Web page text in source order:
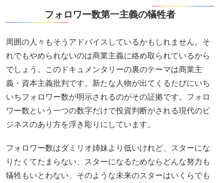
フォロワー数第一主義の犠牲者
周囲の人々もそうアドバイスしているかもしれません。そ
れでもやめられないのは商業主義に絡め取られているから
でしょう。このドキュメンタリーの裏のテーマは商業主
義・資本主義批判です。新たな人物が出てくるたびにいち
いちフォロワー数が明示されるのがその証拠です。フォロ
ワー数という一つの数字だけで投資判断がされる現代のビ
ジネスのあり方を浮き彫りにしています。
フォロワー数はダミリオ姉妹より低いけれど、スターにな
りたくてたまらない、スターになるためならどんな努力も
犠牲もいとわない、そのような未来のスターはいくらでも